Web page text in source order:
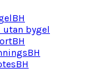
utan bygel